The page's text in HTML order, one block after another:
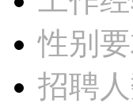
性别要
招聘人